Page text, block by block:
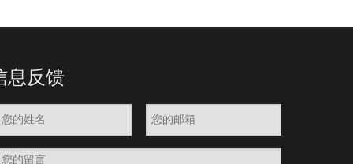
息反馈